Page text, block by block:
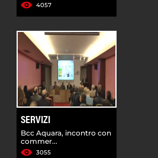
4057
SERVIZI
Bcc Aquara, incontro con
commer...
3055